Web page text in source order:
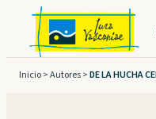
Saltar
contenido
Inicio>Autores>DE LA HUCHA